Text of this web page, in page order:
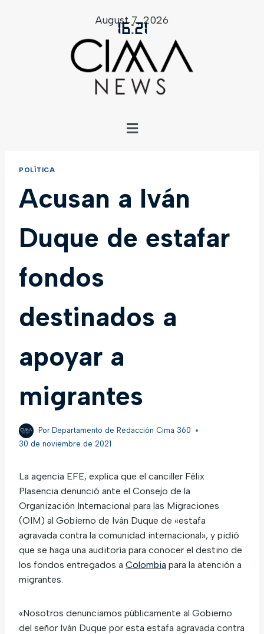
16:21
August 7, 2026
POLÍTICA
Acusan a Iván
Duque de estafar
fondos
destinados a
apoyar a
migrantes
Por Departamento de Redacción Cima 360
30 de noviembre de 2021
La agencia EFE, explica que el canciller Félix
Plasencia denunció ante el Consejo de la
Organización Internacional para las Migraciones
(OIM) al Gobierno de Iván Duque de «estafa
agravada contra la comunidad internacional», y pidió
que se haga una auditoría para conocer el destino de
los fondos entregados a Colombia para la atención a
migrantes.
«Nosotros denunciamos públicamente al Gobierno
del señor Iván Duque por esta estafa agravada contra